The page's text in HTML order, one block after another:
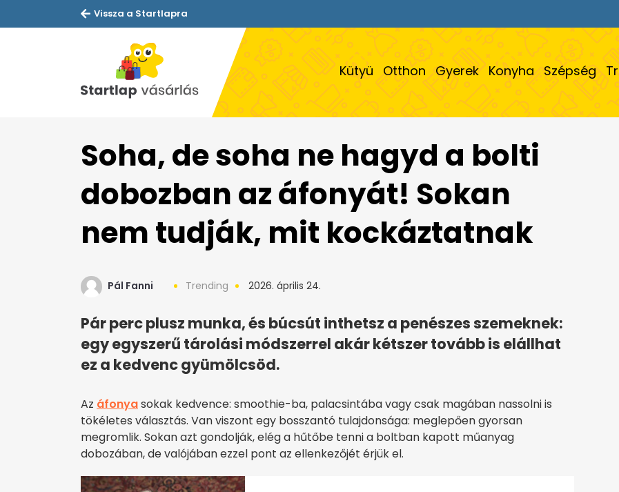
Vissza a Startlapra
Kütyü Otthon Gyerek Konyha Szépség
Soha, de soha ne hagyd a bolti
dobozban az áfonyát! Sokan
nem tudják, mit kockáztatnak
Pál Fanni Trending 2026. április 24.
Pár perc plusz munka, és búcsút inthetsz a penészes szemeknek:
egy egyszerű tárolási módszerrel akár kétszer tovább is elállhat
ez a kedvenc gyümölcsöd.
Az áfonyasokak kedvence: smoothie-ba, palacsintába vagy csak magában nassolni is
tökéletes választás. Van viszont egy bosszantó tulajdonsága: meglepően gyorsan
megromlik. Sokan azt gondolják, elég a hűtőbe tenni a boltban kapott műanyag
dobozában, de valójában ezzel pont az ellenkezőjét érjük el.